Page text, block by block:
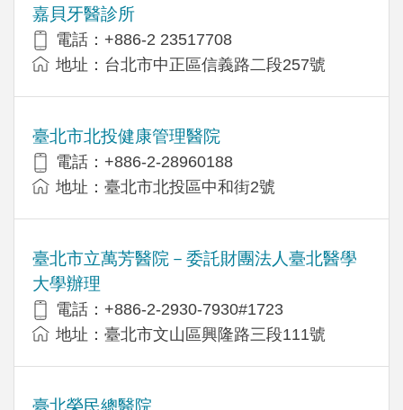
嘉貝牙醫診所
電話：+886-2 23517708
地址：台北市中正區信義路二段257號
臺北市北投健康管理醫院
電話：+886-2-28960188
地址：臺北市北投區中和街2號
臺北市立萬芳醫院－委託財團法人臺北醫學
大學辦理
電話：+886-2-2930-7930#1723
地址：臺北市文山區興隆路三段111號
臺北榮民總醫院